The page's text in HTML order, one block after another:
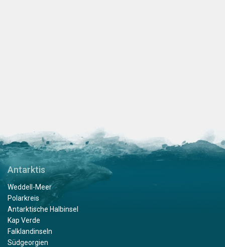
Antarktis
Weddell-Meer
Polarkreis
Antarktische Halbinsel
Kap Verde
Falklandinseln
Südgeorgien